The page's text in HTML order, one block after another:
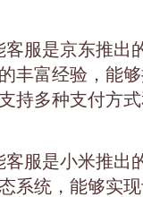
服是京东推出
丰富经验，能
持多种支付方
服是小米推出
系统，能够实